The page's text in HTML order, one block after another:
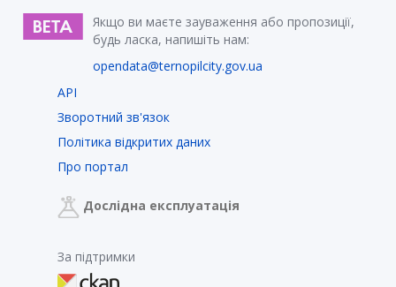
Якщо ви маєте зауваження або пропозиції,
будь ласка, напишіть нам:
opendata@ternopilcity.gov.ua
API
Зворотний зв'язок
Політика відкритих даних
Про портал
Дослідна експлуатація
За підтримки